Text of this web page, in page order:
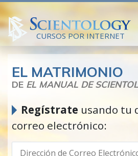
CURSOS POR INTERNET
EL MATRIMONIO
DE EL MANUAL DE
Regístrate usando tu
correo electrónico: